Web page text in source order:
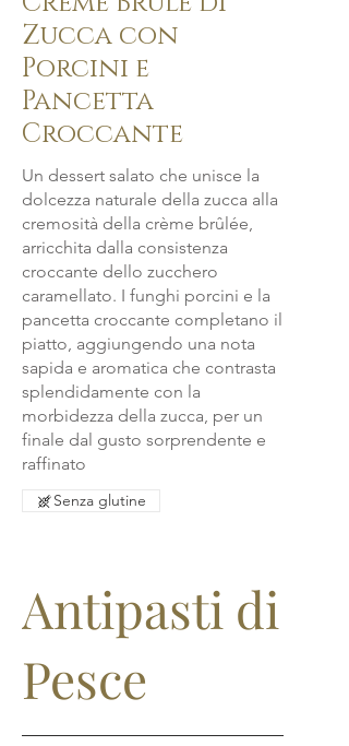
Zucca con
Porcini e
Pancetta
Croccante
Un dessert salato che unisce la
dolcezza naturale della zucca alla
cremosità della crème brûlée,
arricchita dalla consistenza
croccante dello zucchero
caramellato. I funghi porcini e la
pancetta croccante completano il
piatto, aggiungendo una nota
sapida e aromatica che contrasta
splendidamente con la
morbidezza della zucca, per un
finale dal gusto sorprendente e
raffinato
Senza glutine
Antipasti di
Pesce